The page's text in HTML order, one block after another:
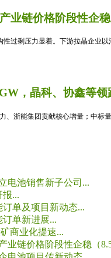
业链价格阶段性企稳
过剩压力显着。下游拉晶企业
，晶科、协鑫等领
、浙能集团贡献核心增量；中标
电池销售新子公司...
...
单及项目新动态...
单新进展...
商业化提速...
业链价格阶段性企稳（